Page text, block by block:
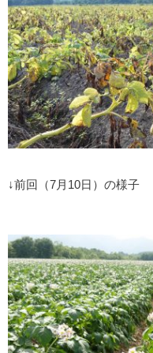
↓前回（7月10日）の様子